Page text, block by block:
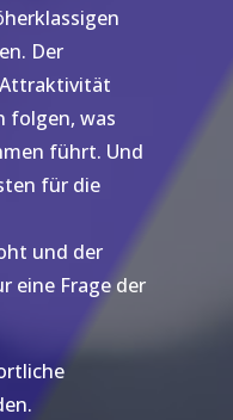
Der
folgen, was
führt. Und
für die
und der
eine Frage der